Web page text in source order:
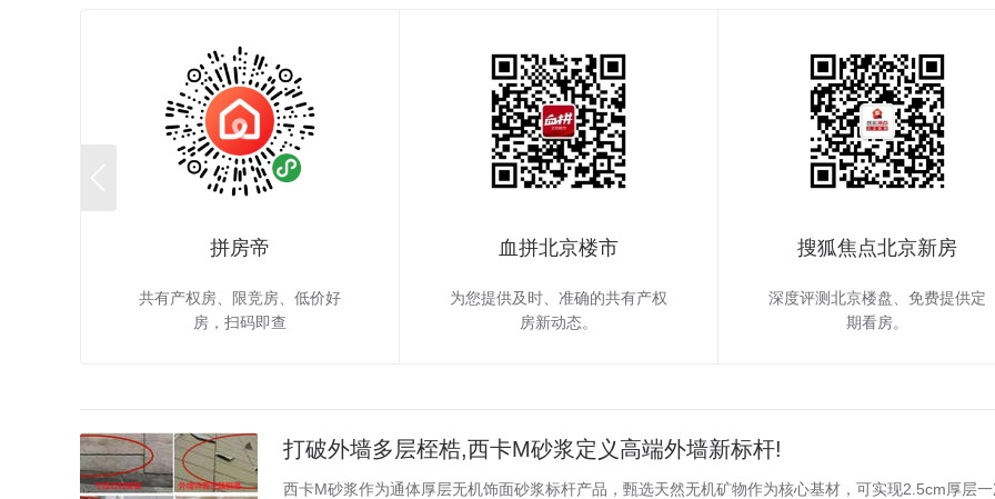
拼房帝
共有产权房、限竞房、低价好
房，扫码即查
血拼北京楼市
为您提供及时、准确的共有产权
房新动态。
搜狐焦点北京新房
深度评测北京楼盘、免费提供定
期看房。
打破外墙多层桎梏,西卡M砂浆定义高端外墙新标杆!
西卡M砂浆作为通体厚层无机饰面砂浆标杆产品，甄选天然无机矿物作为核心基材，可实现2.5cm厚层一